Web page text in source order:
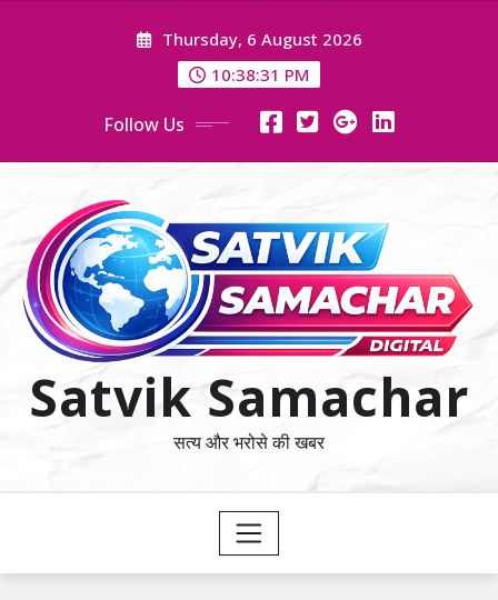
Thursday, 6 August 2026
10:38:31 PM
Follow Us
Satvik Samachar
सत्य और भरोसे की खबर